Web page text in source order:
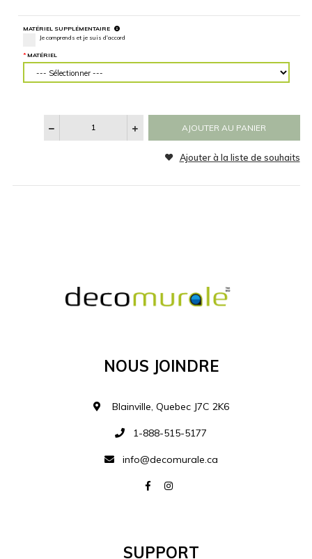
RETOURNER L'IMAGE
Horizontalement
CATÉGORIE
Noir et Blanc
Je comprends et je suis d'accord
Nous Joindre
Blainville, Quebec J7C 2K6
1-888-515-5177
info@decomurale.ca
Support